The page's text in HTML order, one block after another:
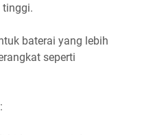
tinggi.
baterai yang lebih
seperti